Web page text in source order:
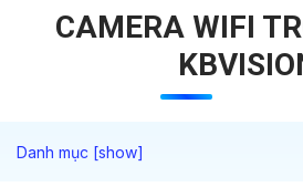
CAMERA WIFI